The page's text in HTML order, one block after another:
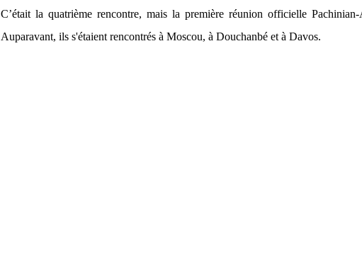
C’était la quatrième rencontre, mais la première réunion officielle Pachinian-
Auparavant, ils s'étaient rencontrés à Moscou, à Douchanbé et à Davos.